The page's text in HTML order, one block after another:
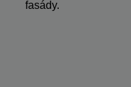
fasády.